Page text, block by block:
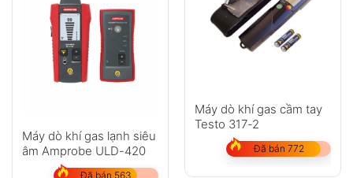
Máy dò khí gas lạnh siêu
âm Amprobe ULD-420
Đã bán 563
Máy dò khí gas cầm tay
Testo 317-2
Đã bán 772